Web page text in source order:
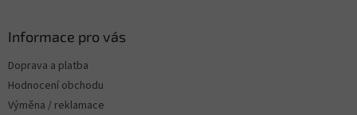
Informace pro vás
Doprava a platba
Hodnocení obchodu
Výměna / reklamace